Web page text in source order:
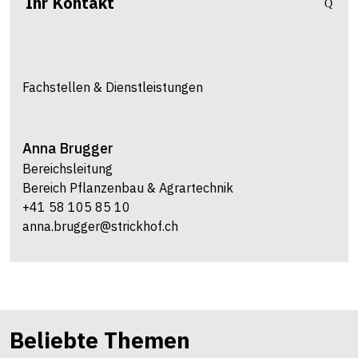
Fachstellen & Dienstleistungen
Anna Brugger
Bereichsleitung
Bereich Pflanzenbau & Agrartechnik
+41 58 105 85 10
anna.brugger@strickhof.ch
Beliebte Themen